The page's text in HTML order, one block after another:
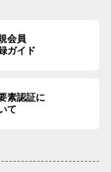
会員
ガイド
素認証に
て